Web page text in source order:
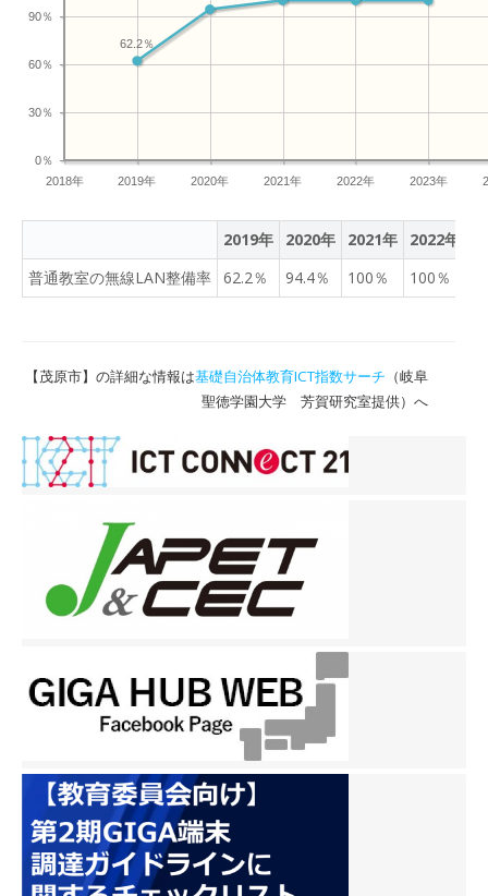
2018年 2019年 2020年 2021年 2022年 2023年
0％
30％
60％
90％
62.2％
2019年 2020年 2021年 2022年
普通教室の無線LAN整備率 62.2％ 94.4％ 100％ 100％
【茂原市】の詳細な情報は基礎自治体教育ICT指数サーチ （岐阜
聖徳学園大学 芳賀研究室提供）へ